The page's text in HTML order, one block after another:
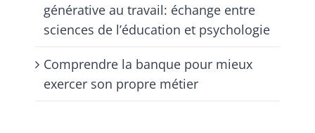
générative au travail: échange entre
sciences de l’éducation et psychologie
Comprendre la banque pour mieux
exercer son propre métier